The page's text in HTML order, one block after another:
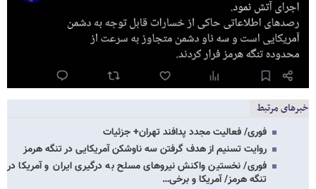
خبرهای مرتبط
فوری/ فعالیت مجدد پدافند تهران+ جزئیات
روایت تسنیم از هدف گرفتن سه ناوشکن آمریکایی در تنگه هرمز
فوری/ نخستین واکنش نیروهای مسلح به درگیری ایران و آمریکا در
تنگه هرمز/ آمریکا و برخی…